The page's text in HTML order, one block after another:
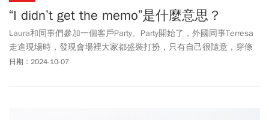
“I didn’t get the memo”是什麼意思？
Laura和同事們參加一個客戶Party。Party開始了，外國同事Terresa
走進現場時，發現會場裡大家都盛裝打扮，只有自己很隨意，穿條
牛仔褲，尷尬地看看大家，又看看自己，Terresa說：“Oh, I guess I
日期：2024-10-07